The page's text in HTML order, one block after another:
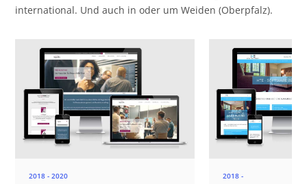
international. Und auch in oder um Weiden (Oberpfalz).
2018 - 2020 2018 -